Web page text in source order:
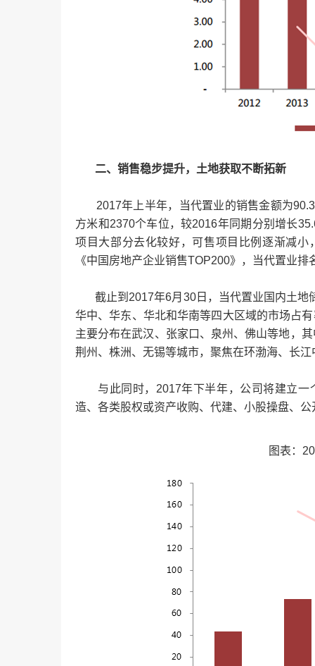
二、销售稳步提升，土地获取不断拓新
2017年上半年，当代置业的销售金额为
方米和2370个车位，较2016年同期分别增长
项目大部分去化较好，可售项目比例逐渐减
《中国房地产企业销售TOP200》，当代置业
截止到2017年6月30日，当代置业国内土地
华中、华东、华北和华南等四大区域的市场占
主要分布在武汉、张家口、泉州、佛山等地，
荆州、株洲、无锡等城市，聚焦在环渤海、长
与此同时，2017年下半年，公司将建立一
造、各类股权或资产收购、代建、小股操盘、
图表：